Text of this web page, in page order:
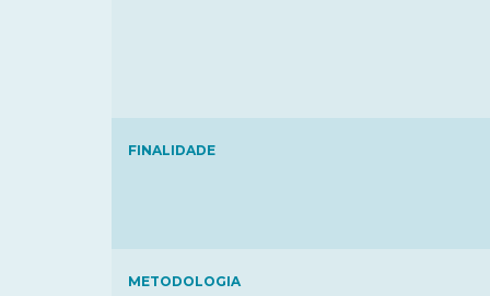
FINALIDADE
METODOLOGIA